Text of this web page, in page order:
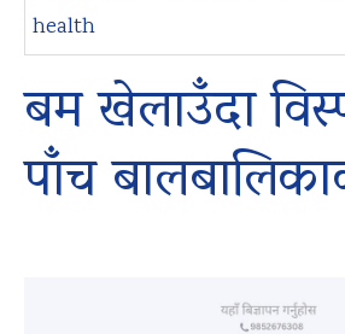
health
बम खेलाउँदा
पाँच